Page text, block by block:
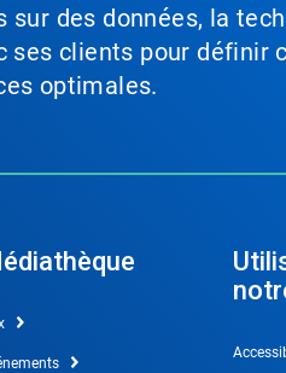
des données, la
ses clients pour définir
optimales.